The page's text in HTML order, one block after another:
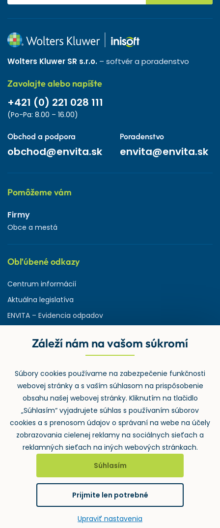
Wolters Kluwer SR s.r.o. – softvér a poradenstvo
Zavolajte alebo napíšte
+421 (0) 221 028 111
(Po-Pa: 8.00 – 16.00)
Obchod a podpora
obchod@envita.sk
Poradenstvo
envita@envita.sk
Pomôžeme vám
Firmy
Obce a mestá
Obľúbené odkazy
Centrum informácií
Aktuálna legislatíva
ENVITA – Evidencia odpadov
Ministerstvo životného prostredia
ASPI | Svet práva pre profesionálov
Denník Odpady-portal.sk
2026 ©Wolters Kluwer SR s.r.o., Mlynské nivy 48, 821 09
Bratislava
GDPR
Cookies
vytvorilwebProgress
Záleží nám na vašom súkromí
Súbory cookies používame na zabezpečenie funkčnosti
webovej stránky a s vaším súhlasom na prispôsobenie
obsahu našej webovej stránky. Kliknutím na tlačidlo
„Súhlasím“ vyjadrujete súhlas s používaním súborov
cookies a s prenosom údajov o správaní na webe na účely
zobrazovania cielenej reklamy na sociálnych sieťach a
reklamných sieťach na iných webových stránkach.
Súhlasím
Prijmite len potrebné
Upraviť nastavenia